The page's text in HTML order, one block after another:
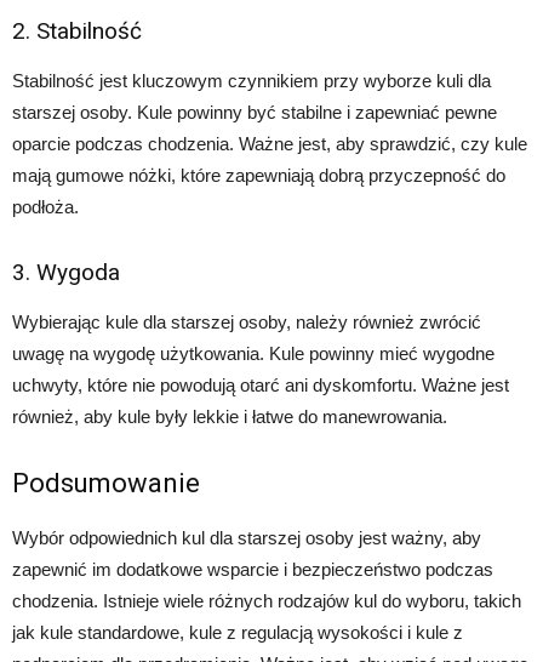
2. Stabilność
Stabilność jest kluczowym czynnikiem przy wyborze kuli dla
starszej osoby. Kule powinny być stabilne i zapewniać pewne
oparcie podczas chodzenia. Ważne jest, aby sprawdzić, czy kule
mają gumowe nóżki, które zapewniają dobrą przyczepność do
podłoża.
3. Wygoda
Wybierając kule dla starszej osoby, należy również zwrócić
uwagę na wygodę użytkowania. Kule powinny mieć wygodne
uchwyty, które nie powodują otarć ani dyskomfortu. Ważne jest
również, aby kule były lekkie i łatwe do manewrowania.
Podsumowanie
Wybór odpowiednich kul dla starszej osoby jest ważny, aby
zapewnić im dodatkowe wsparcie i bezpieczeństwo podczas
chodzenia. Istnieje wiele różnych rodzajów kul do wyboru, takich
jak kule standardowe, kule z regulacją wysokości i kule z